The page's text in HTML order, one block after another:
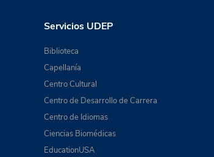
Servicios UDEP
Biblioteca
Capellanía
Centro Cultural
Centro de Desarrollo de Carrera
Centro de Idiomas
Ciencias Biomédicas
EducationUSA